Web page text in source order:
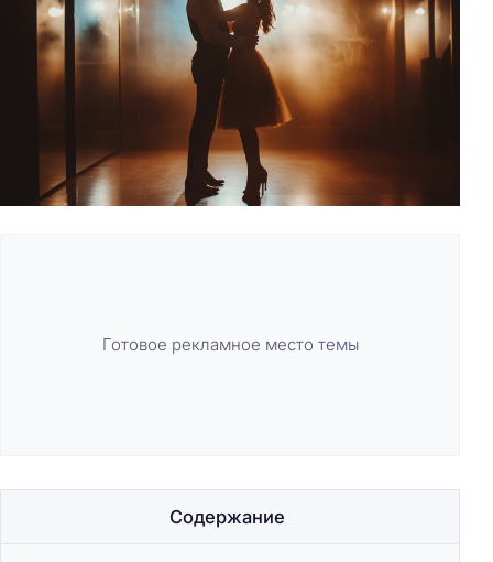
Готовое рекламное место темы
Содержание